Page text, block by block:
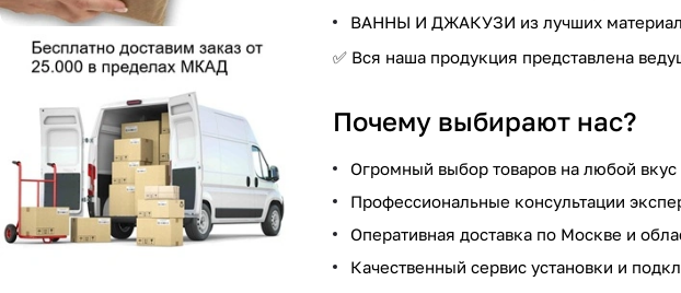
ВАННЫ И ДЖАКУЗИ из лучших
✅ Вся наша продукция представлена
Почему выбирают нас?
Огромный выбор товаров на любой
Профессиональные консультации
Оперативная доставка по Москве и
Качественный сервис установки и